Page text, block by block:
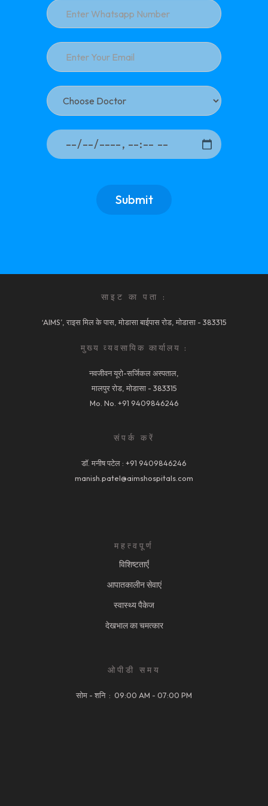
साइट का पता :
‘AIMS’, राइस मिल के पास, मोडासा बाईपास रोड, मोडासा - 383315
मुख्य व्यवसायिक कार्यालय :
नवजीवन यूरो-सर्जिकल अस्पताल,
मालपुर रोड, मोडासा - 383315
Mo. No. +91 9409846246
संपर्क करें
डॉ. मनीष पटेल : +91 9409846246
manish.patel@aimshospitals.com
महत्वपूर्ण
विशिष्टताएँ
आपातकालीन सेवाएं
स्वास्थ्य पैकेज
देखभाल का चमत्कार
ओपीडी समय
सोम - शनि : 09:00 AM - 07:00 PM